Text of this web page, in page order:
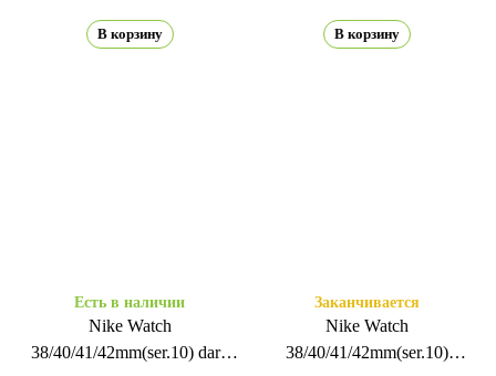
В корзину В корзину
Есть в наличии
Nike Watch
38/40/41/42mm(ser.10) dark
Заканчивается
Nike Watch
38/40/41/42mm(ser.10)